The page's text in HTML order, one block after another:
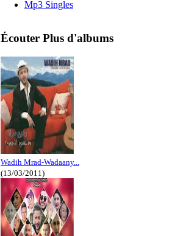
Mp3 Singles
Écouter Plus d'albums
Wadih Mrad-Wadaany...
(13/03/2011)